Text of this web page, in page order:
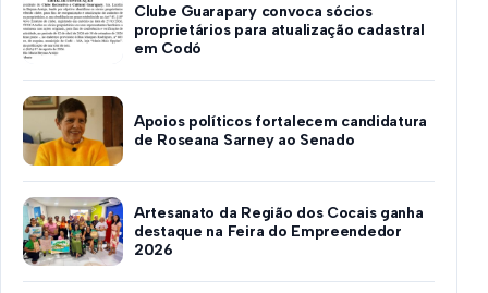
Clube Guarapary convoca sócios
proprietários para atualização cadastral
em Codó
Apoios políticos fortalecem candidatura
de Roseana Sarney ao Senado
Artesanato da Região dos Cocais ganha
destaque na Feira do Empreendedor
2026